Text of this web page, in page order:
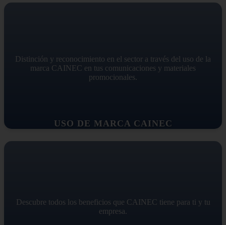
USO DE MARCA CAINEC
Distinción y reconocimiento en el sector a través del uso de la
marca CAINEC en tus comunicaciones y materiales
promocionales.
Descubre todos los beneficios que CAINEC tiene para ti y tu
empresa.